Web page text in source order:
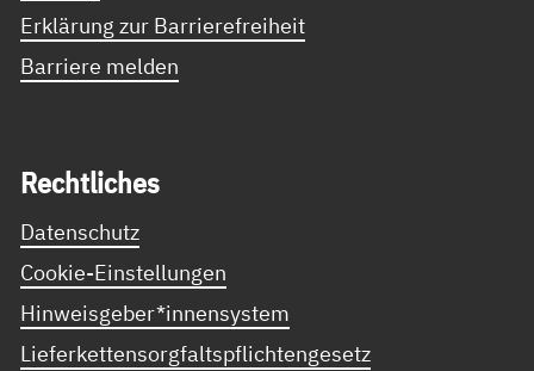
Erklärung zur Barrierefreiheit
Barriere melden
Recht­li­ches
Datenschutz
Cookie-Einstellungen
Hinweisgeber*innensystem
Lieferkettensorgfaltspflichtengesetz